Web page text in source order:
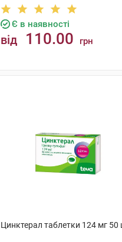
Є в наявності
від 110.00 грн
Цинктерал таблетки 124 мг 50